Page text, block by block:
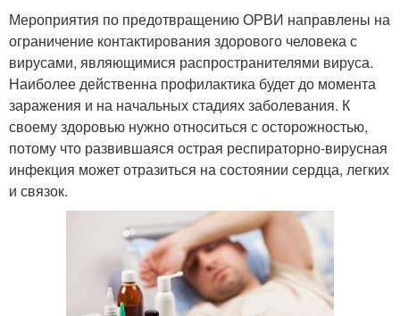
Мероприятия по предотвращению ОРВИ направлены на
ограничение контактирования здорового человека с
вирусами, являющимися распространителями вируса.
Наиболее действенна профилактика будет до момента
заражения и на начальных стадиях заболевания. К
своему здоровью нужно относиться с осторожностью,
потому что развившаяся острая респираторно-вирусная
инфекция может отразиться на состоянии сердца, легких
и связок.